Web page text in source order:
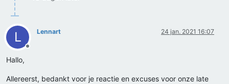
L
Offline
Lennart 24 jan. 2021 16:07
Hallo,
Allereerst, bedankt voor je reactie en excuses voor onze late